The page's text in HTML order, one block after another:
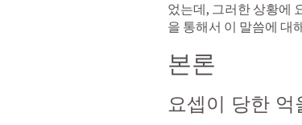
었는데, 그러한 상황에
을 통해서 이 말씀에 대
본론
요셉이 당한 억